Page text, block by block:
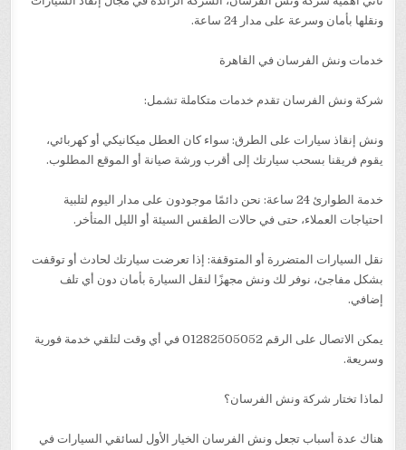
ونقلها بأمان وسرعة على مدار 24 ساعة.
خدمات ونش الفرسان في القاهرة
شركة ونش الفرسان تقدم خدمات متكاملة تشمل:
ونش إنقاذ سيارات على الطرق: سواء كان العطل ميكانيكي أو كهربائي،
يقوم فريقنا بسحب سيارتك إلى أقرب ورشة صيانة أو الموقع المطلوب.
خدمة الطوارئ 24 ساعة: نحن دائمًا موجودون على مدار اليوم لتلبية
احتياجات العملاء، حتى في حالات الطقس السيئة أو الليل المتأخر.
نقل السيارات المتضررة أو المتوقفة: إذا تعرضت سيارتك لحادث أو توقفت
بشكل مفاجئ، نوفر لك ونش مجهزًا لنقل السيارة بأمان دون أي تلف
إضافي.
يمكن الاتصال على الرقم 01282505052 في أي وقت لتلقي خدمة فورية
وسريعة.
لماذا تختار شركة ونش الفرسان؟
هناك عدة أسباب تجعل ونش الفرسان الخيار الأول لسائقي السيارات في